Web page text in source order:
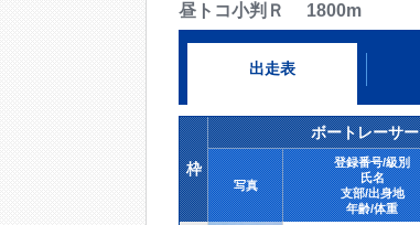
昼トコ小判Ｒ 1800m
出走表
枠
ボートレーサー
写真
登録番号/級別
氏名
支部/出身地
年齢/体重